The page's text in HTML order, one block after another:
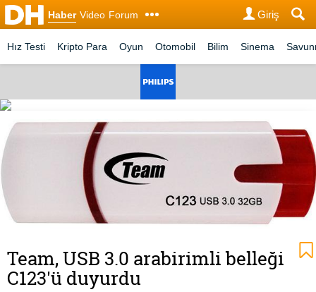
Haber Video Forum Giriş
Hız Testi Kripto Para Oyun Otomobil Bilim Sinema
Team, USB 3.0 arabirimli belleği
C123'ü duyurdu